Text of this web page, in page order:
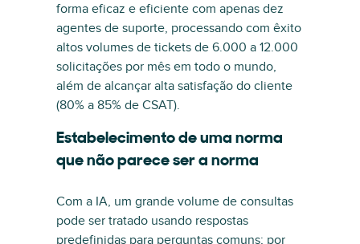
forma eficaz e eficiente com apenas dez
agentes de suporte, processando com êxito
altos volumes de tickets de 6.000 a 12.000
solicitações por mês em todo o mundo,
além de alcançar alta satisfação do cliente
(80% a 85% de CSAT).
Estabelecimento de uma norma
que não parece ser a norma
Com a IA, um grande volume de consultas
pode ser tratado usando respostas
predefinidas para perguntas comuns; por